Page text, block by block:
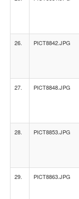
26. PICT8842.JPG
27. PICT8848.JPG
28. PICT8853.JPG
29. PICT8863.JPG